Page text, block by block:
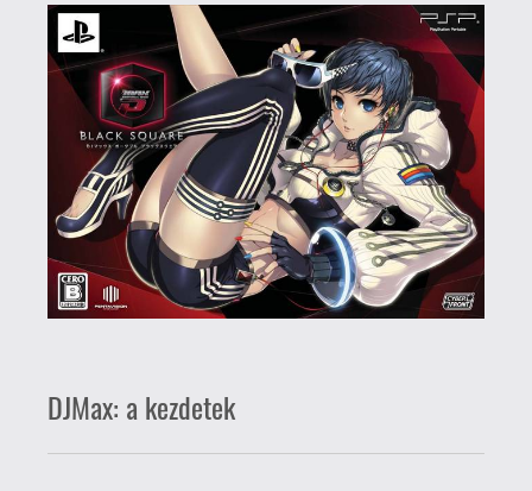
Szinte hihetetlen, de a DJMax sorozat
lassan már 20 éves múltra tekint vissza. A
koreai készítésű ritmusjáték bár PC-n
indult, hamar PSP-re költözött és ott ért
el hatalmas sikereket. Mindezt úgy tette,
hogy az első pár játék csak Dél-Koreában
jelent meg! Számomra a PSP egyik
meghatározó játéka volt a DJMax
Portable 2, amit én is beimportáltam
Koreából (csillagászati áron). Annak
idején még volt is egy kis rajongói köre a
vitattuk meg a különböző hordozható
részeket. A még viszonylag barátságos
Portable 1 és 2 után elment egészen